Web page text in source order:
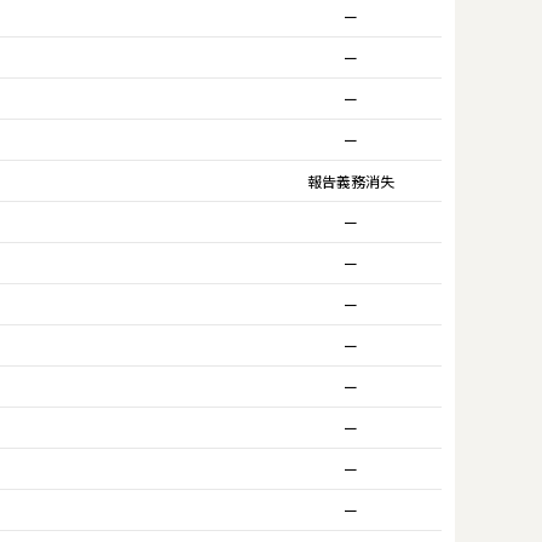
ー
ー
ー
ー
報告義務消失
ー
ー
ー
ー
ー
ー
ー
ー